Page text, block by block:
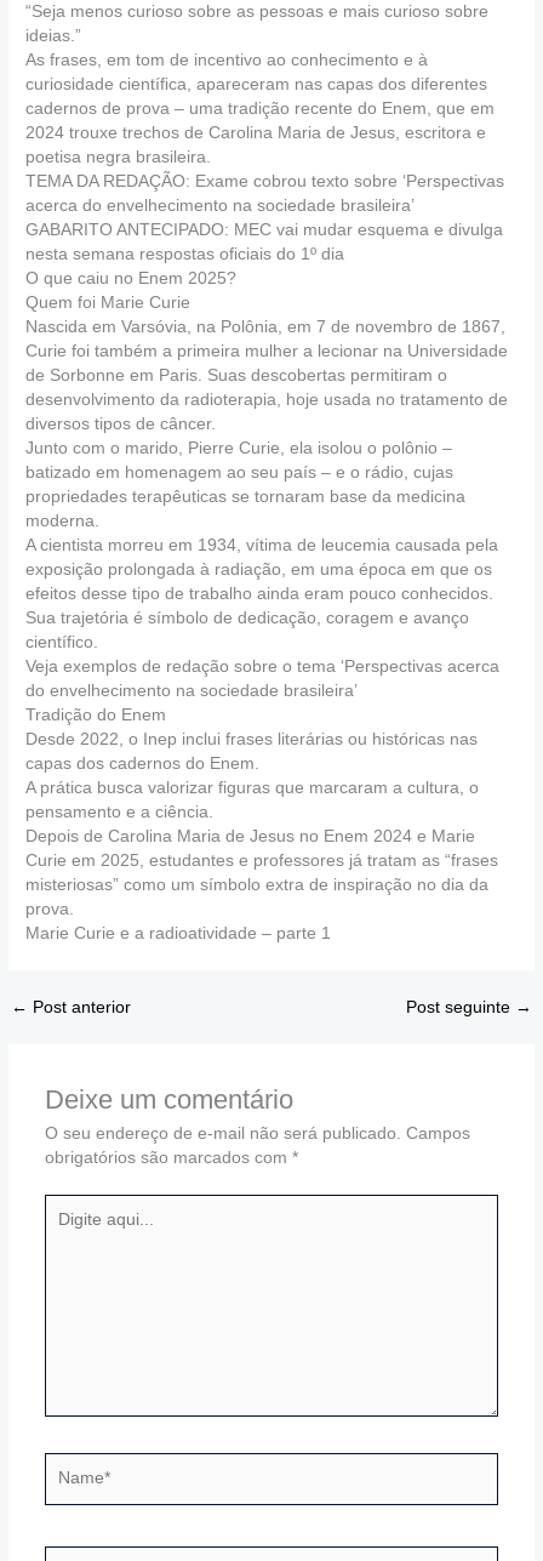
“Seja menos curioso sobre as pessoas e mais curioso sobre
ideias.”
As frases, em tom de incentivo ao conhecimento e à
curiosidade científica, apareceram nas capas dos diferentes
cadernos de prova – uma tradição recente do Enem, que em
2024 trouxe trechos de Carolina Maria de Jesus, escritora e
poetisa negra brasileira.
TEMA DA REDAÇÃO: Exame cobrou texto sobre ‘Perspectivas
acerca do envelhecimento na sociedade brasileira’
GABARITO ANTECIPADO: MEC vai mudar esquema e divulga
nesta semana respostas oficiais do 1º dia
O que caiu no Enem 2025?
Quem foi Marie Curie
Nascida em Varsóvia, na Polônia, em 7 de novembro de 1867,
Curie foi também a primeira mulher a lecionar na Universidade
de Sorbonne em Paris. Suas descobertas permitiram o
desenvolvimento da radioterapia, hoje usada no tratamento de
diversos tipos de câncer.
Junto com o marido, Pierre Curie, ela isolou o polônio –
batizado em homenagem ao seu país – e o rádio, cujas
propriedades terapêuticas se tornaram base da medicina
moderna.
A cientista morreu em 1934, vítima de leucemia causada pela
exposição prolongada à radiação, em uma época em que os
efeitos desse tipo de trabalho ainda eram pouco conhecidos.
Sua trajetória é símbolo de dedicação, coragem e avanço
científico.
Veja exemplos de redação sobre o tema ‘Perspectivas acerca
do envelhecimento na sociedade brasileira’
Tradição do Enem
Desde 2022, o Inep inclui frases literárias ou históricas nas
capas dos cadernos do Enem.
A prática busca valorizar figuras que marcaram a cultura, o
pensamento e a ciência.
Depois de Carolina Maria de Jesus no Enem 2024 e Marie
Curie em 2025, estudantes e professores já tratam as “frases
misteriosas” como um símbolo extra de inspiração no dia da
prova.
Marie Curie e a radioatividade – parte 1
← Post anterior Post seguinte →
Deixe um comentário
O seu endereço de e-mail não será publicado. Campos
obrigatórios são marcados com *
aqui...